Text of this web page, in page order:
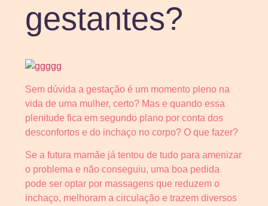
gestantes?
Sem dúvida a gestação é um momento pleno na
vida de uma mulher, certo? Mas e quando essa
plenitude fica em segundo plano por conta dos
desconfortos e do inchaço no corpo? O que fazer?
Se a futura mamãe já tentou de tudo para amenizar
o problema e não conseguiu, uma boa pedida
pode ser optar por massagens que reduzem o
inchaço, melhoram a circulação e trazem diversos